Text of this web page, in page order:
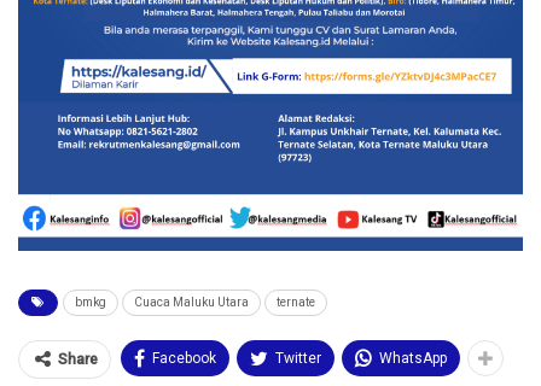
bmkg Cuaca Maluku Utara ternate
Share Facebook Twitter WhatsApp